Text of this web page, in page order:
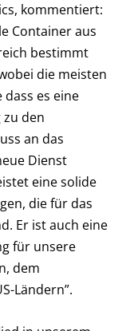
kommentiert:
Container aus
bestimmt
die meisten
es eine
den
an das
Dienst
eine solide
die für das
Er ist auch eine
für unsere
dem
Ländern”.